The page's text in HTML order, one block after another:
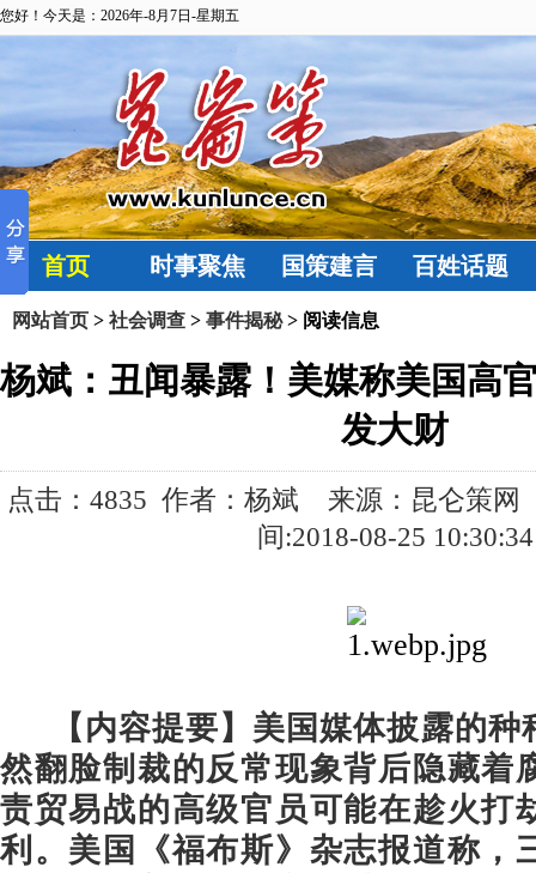
您好！今天是：2026年-8月7日-星期五
首页 时事聚焦 国策建言 百姓话题
网站首页 > 社会调查 > 事件揭秘> 阅读信息
杨斌：丑闻暴露！美媒称美国高
发大财
点击： 4835 作者：杨斌 来源：昆仑策网
间:2018-08-25 10:30:34
【内容提要】美国媒体披露的种
然翻脸制裁的反常现象背后隐藏着
责贸易战的高级官员可能在趁火打
利。美国《福布斯》杂志报道称，